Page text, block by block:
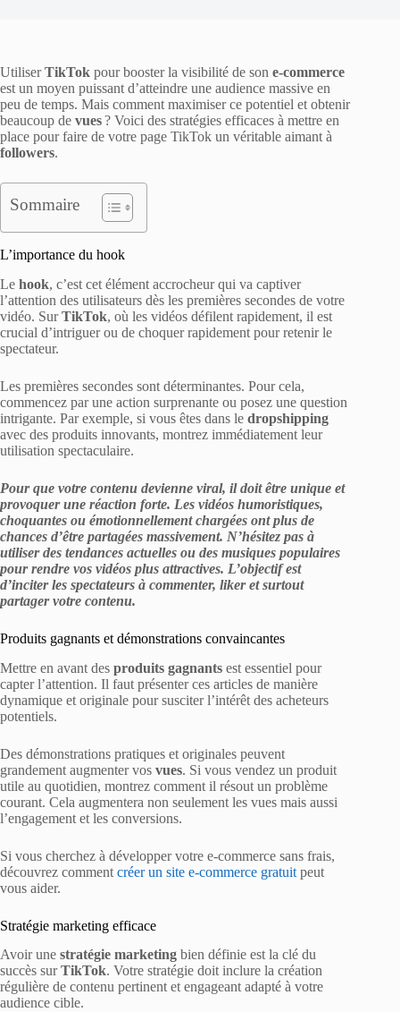
UtiliserTikTok pour booster la visibilité de son e-commerce
est un moyen puissant d’atteindre une audience massive en
peu de temps. Mais comment maximiser ce potentiel et obtenir
beaucoup de vues? Voici des stratégies efficaces à mettre en
place pour faire de votre page TikTok un véritable aimant à
followers.
Sommaire
L’importance du hook
Le hook, c’est cet élément accrocheur qui va captiver
l’attention des utilisateurs dès les premières secondes de votre
vidéo. SurTikTok, où les vidéos défilent rapidement, il est
crucial d’intriguer ou de choquer rapidement pour retenir le
spectateur.
Les premières secondes sont déterminantes. Pour cela,
commencez par une action surprenante ou posez une question
intrigante. Par exemple, si vous êtes dans le dropshipping
avec des produits innovants, montrez immédiatement leur
utilisation spectaculaire.
Pour que votre contenu devienne viral, il doit être unique et
provoquer une réaction forte. Les vidéos humoristiques,
choquantes ou émotionnellement chargées ont plus de
chances d’être partagées massivement. N’hésitez pas à
utiliser des tendances actuelles ou des musiques populaires
pour rendre vos vidéos plus attractives. L’objectif est
d’inciter les spectateurs à commenter, liker et surtout
partager votre contenu.
Produits gagnants et démonstrations convaincantes
Mettre en avant des produits gagnants est essentiel pour
capter l’attention. Il faut présenter ces articles de manière
dynamique et originale pour susciter l’intérêt des acheteurs
potentiels.
Des démonstrations pratiques et originales peuvent
grandement augmenter vos vues. Si vous vendez un produit
utile au quotidien, montrez comment il résout un problème
courant. Cela augmentera non seulement les vues mais aussi
l’engagement et les conversions.
Si vous cherchez à développer votre e-commerce sans frais,
découvrez comment créer un site e-commerce gratuit peut
vous aider.
Stratégie marketing efficace
Avoir une stratégie marketing bien définie est la clé du
succès surTikTok. Votre stratégie doit inclure la création
régulière de contenu pertinent et engageant adapté à votre
audience cible.